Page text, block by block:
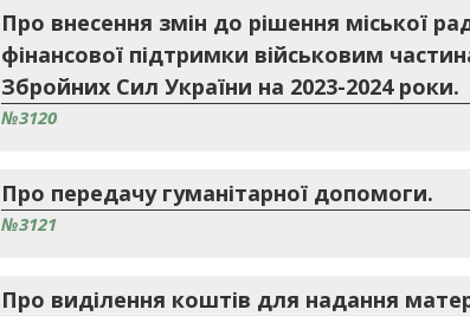
Про внесення змін до рішення міської
фінансової підтримки військовим
Збройних Сил України на 2023-2024 роки.
№3120
Про передачу гуманітарної допомоги.
№3121
Про виділення коштів для надання